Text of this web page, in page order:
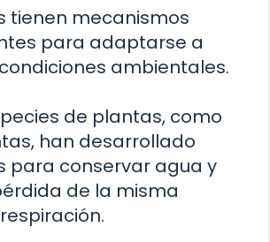
tienen mecanismos
para adaptarse a
ambientales.
de plantas, como
han desarrollado
para conservar agua y
de la misma